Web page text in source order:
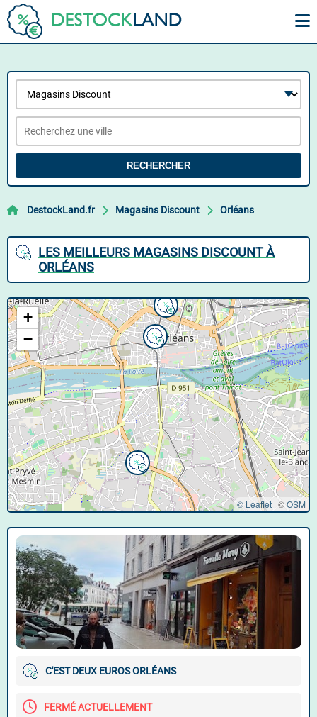
RECHERCHER
DestockLand.fr Magasins Discount Orléans
LES MEILLEURS MAGASINS DISCOUNT À
ORLÉANS
+
−
© Leaflet | ©OSM
C'EST DEUX EUROS ORLÉANS
FERMÉ ACTUELLEMENT